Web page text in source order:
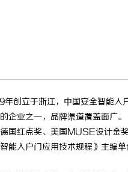
立于浙江，中国安全智能入
企业之一，品牌渠道覆盖面广。
红点奖、美国MUSE设计金奖
能入户门应用技术规程》主编